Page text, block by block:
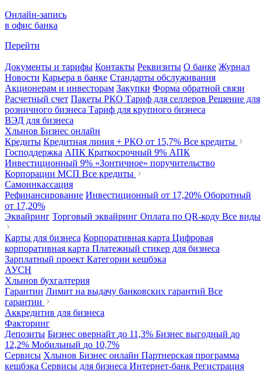
Онлайн-запись
в офис банка
Перейти
Документы и тарифы Контакты Реквизиты О банке Журнал
Новости Карьера в банке Стандарты обслуживания
Акционерам и инвесторам Закупки Форма обратной связи
Расчетный счет Пакеты РКО Тариф для селлеров Решение для
розничного бизнеса Тариф для крупного бизнеса
ВЭД для бизнеса
Хлынов Бизнес онлайн
Кредиты Кредитная линия + РКО от 15,7% Все кредиты
Господдержка АПК Краткосрочный 9% АПК
Инвестиционный 9% «Зонтичное» поручительство
Корпорации МСП Все кредиты
Самоинкассация
Рефинансирование Инвестиционный от 17,20% Оборотный
от 17,20%
Эквайринг Торговый эквайринг Оплата по QR-коду Все виды
Карты для бизнеса Корпоративная карта Цифровая
корпоративная карта Платежный стикер для бизнеса
Зарплатный проект Категории кешбэка
АУСН
Хлынов бухгалтерия
Гарантии Лимит на выдачу банковских гарантий Все
гарантии
Аккредитив для бизнеса
Факторинг
Депозиты Бизнес овернайт до 11,3% Бизнес выгодный до
12,2% Мобильный до 10,7%
Сервисы Хлынов Бизнес онлайн Партнерская программа
кешбэка Сервисы для бизнеса Интернет-банк Регистрация